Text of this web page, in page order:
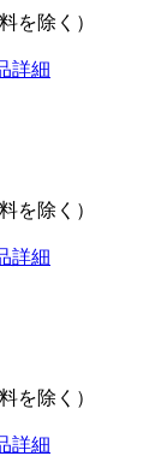
を除く）
詳細
を除く）
詳細
を除く）
詳細